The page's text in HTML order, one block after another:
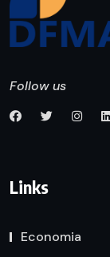
Follow us
Links
Economia